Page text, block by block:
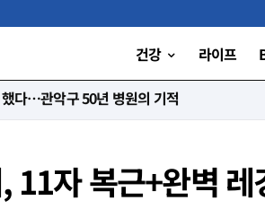
건강 라이프
듣습니다”
11자 복근+완벽 레